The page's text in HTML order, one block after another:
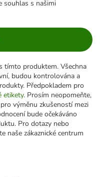
souhlas s našimi
tímto produktem. Všechna
budou kontrolována a
Předpokladem pro
etikety. Prosím neopomeňte,
výměnu zkušeností mezi
bude očekáváno
Pro dotazy nebo
naše zákaznické centrum